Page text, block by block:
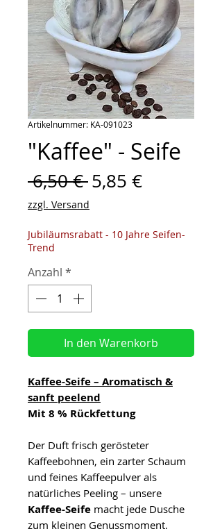
Artikelnummer: KA-091023
"Kaffee" - Seife
6,50 € Standardpreis
5,85 €Sale-
zzgl. Versand
Jubiläumsrabatt - 10 Jahre Seifen-
Trend
Anzahl *
In den Warenkorb
Kaffee-Seife – Aromatisch &
sanft peelend
Mit 8 % Rückfettung
Der Duft frisch gerösteter
Kaffeebohnen, ein zarter Schaum
und feines Kaffeepulver als
natürliches Peeling – unsere
Kaffee-Seife macht jede Dusche
zum kleinen Genussmoment.